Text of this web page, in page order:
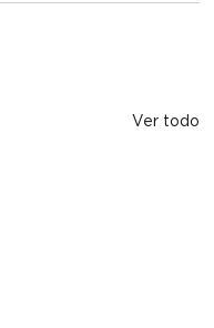
Ver todo